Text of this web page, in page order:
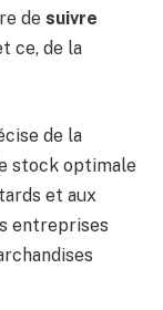
de suivre
ce, de la
de la
stock optimale
et aux
entreprises